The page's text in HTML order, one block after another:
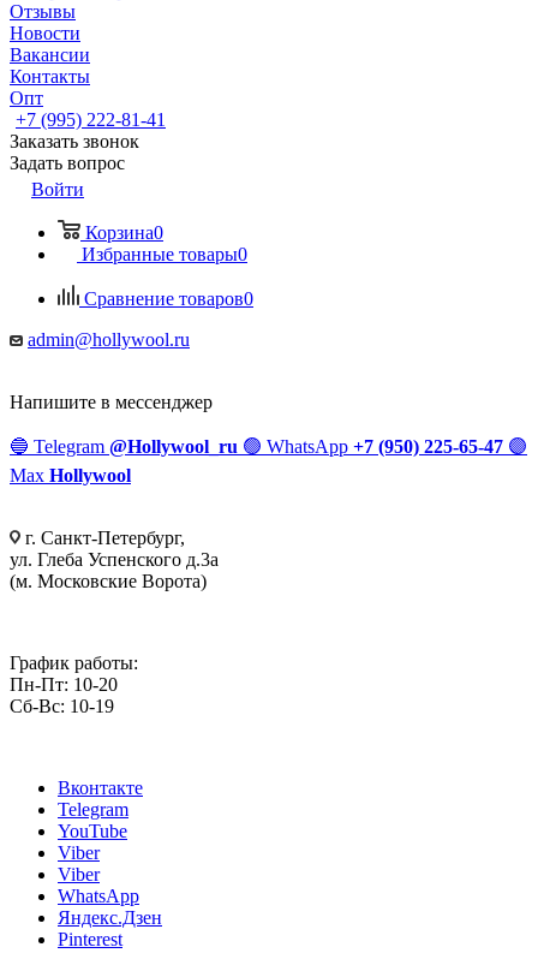
Отзывы
Новости
Вакансии
Контакты
Опт
+7 (995) 222-81-41
Заказать звонок
Задать вопрос
Войти
Корзина0
Избранные товары0
Сравнение товаров0
admin@hollywool.ru
Напишите в мессенджер
🔵 Telegram @Hollywool_ru 🟢 WhatsApp +7 (950) 225-65-47 🟣
Max Hollywool
г. Санкт-Петербург,
ул. Глеба Успенского д.3а
(м. Московские Ворота)
График работы:
Пн-Пт: 10-20
Сб-Вс: 10-19
Вконтакте
Telegram
YouTube
Viber
Viber
WhatsApp
Яндекс.Дзен
Pinterest